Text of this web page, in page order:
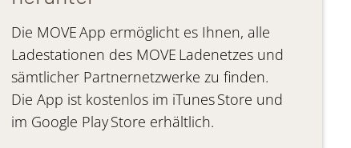
Die MOVE App ermöglicht es Ihnen, alle
Ladestationen des MOVE Ladenetzes und
sämtlicher Partnernetzwerke zu finden.
Die App ist kostenlos im iTunes Store und
im Google Play Store erhältlich.